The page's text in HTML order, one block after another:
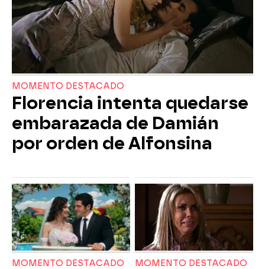
MOMENTO DESTACADO
Florencia intenta quedarse
embarazada de Damián
por orden de Alfonsina
MOMENTO DESTACADO MOMENTO DESTACADO